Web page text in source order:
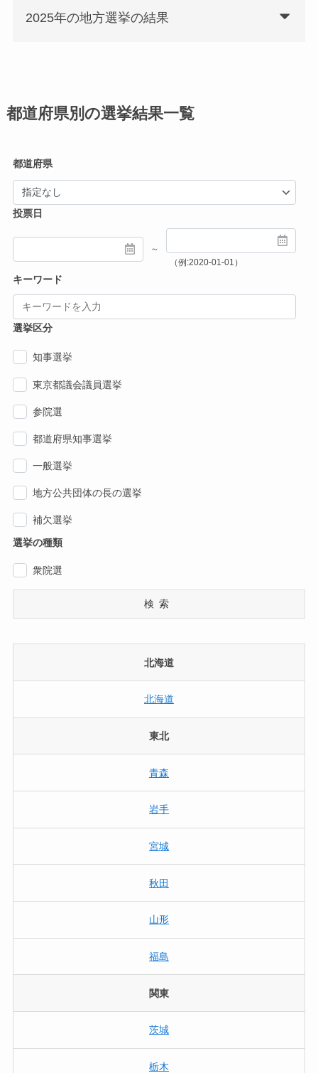
2025年の地方選挙の結果
都道府県別の選挙結果一覧
都道府県
投票日
～
（例:2020-01-01）
キーワード
選挙区分
知事選挙
東京都議会議員選挙
参院選
都道府県知事選挙
一般選挙
地方公共団体の長の選挙
補欠選挙
選挙の種類
衆院選
検索
北海道
北海道
東北
青森
岩手
宮城
秋田
山形
福島
関東
茨城
栃木